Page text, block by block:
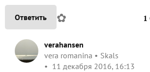
Ответить ✿ 1
verahansen
vera romanina
Skals
11 декабря 2016, 16:13